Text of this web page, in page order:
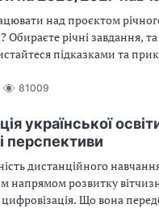
над проєктом
Обираєте річні завдання,
підказками та
81009
української
перспективи
дистанційного
напрямом розвитку